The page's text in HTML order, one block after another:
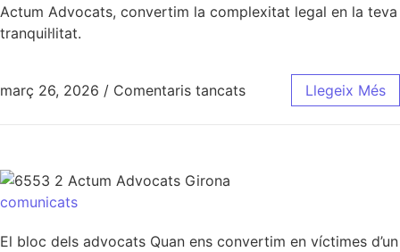
Actum Advocats, convertim la complexitat legal en la teva
tranquil·litat.
març 26, 2026 / Comentaris tancats Llegeix Més
comunicats
El bloc dels advocats Quan ens convertim en víctimes d’un